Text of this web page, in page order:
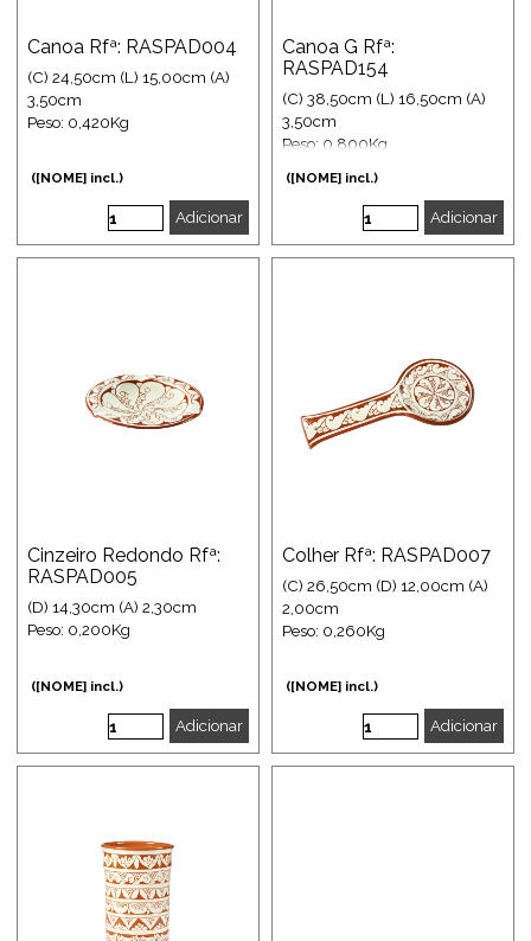
Canoa Rfª: RASPAD004
(C) 24,50cm (L) 15,00cm (A)
3,50cm
Peso: 0,420Kg
([NOME] incl.)
Adicionar
Canoa G Rfª:
RASPAD154
(C) 38,50cm (L) 16,50cm (A)
3,50cm
Peso: 0,800Kg
([NOME] incl.)
Adicionar
Cinzeiro Redondo Rfª:
RASPAD005
(D) 14,30cm (A) 2,30cm
Peso: 0,200Kg
([NOME] incl.)
Adicionar
Colher Rfª: RASPAD007
(C) 26,50cm (D) 12,00cm (A)
2,00cm
Peso: 0,260Kg
([NOME] incl.)
Adicionar